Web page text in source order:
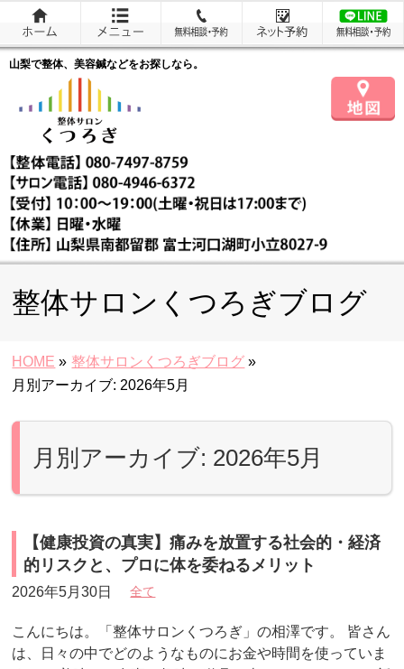
山梨で整体、美容鍼などをお探しなら。
整体サロンくつろぎブログ
HOME » 整体サロンくつろぎブログ »
月別アーカイブ: 2026年5月
月別アーカイブ: 2026年5月
【健康投資の真実】痛みを放置する社会的・経済
的リスクと、プロに体を委ねるメリット
2026年5月30日 全て
こんにちは。「整体サロンくつろぎ」の相澤です。 皆さん
は、日々の中でどのようなものにお金や時間を使っていま